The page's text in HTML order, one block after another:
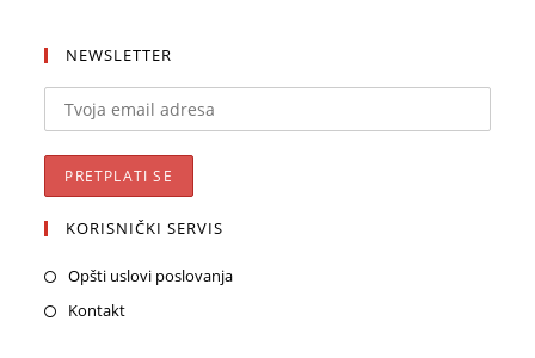
NEWSLETTER
KORISNIČKI SERVIS
Opšti uslovi poslovanja
Kontakt